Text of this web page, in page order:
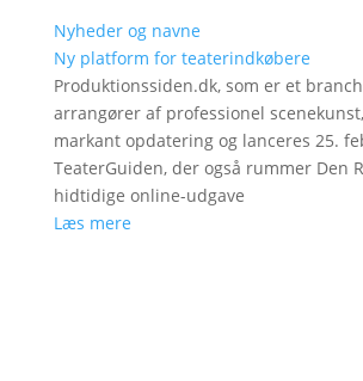
Nyheder og navne
Ny platform for teaterindkøbere
Produktionssiden.dk, som er et
arrangører af professionel
markant opdatering og lanceres 25.
TeaterGuiden, der også rummer Den
hidtidige online-udgave
Læs mere